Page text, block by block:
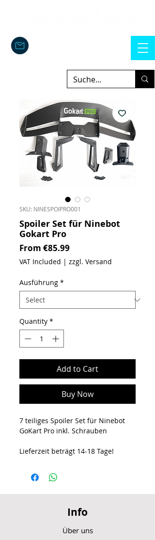
SKU: NINESPOIPRO001
Spoiler Set für Ninebot
Gokart Pro
From €85.99
VAT Included | zzgl. Versand
Ausführung *
Quantity *
Add to Cart
Buy Now
7 teiliges Spoiler Set für Ninebot
GoKart Pro inkl. Schrauben
Lieferzeit beträgt 14-18 Tage!
Info
Über uns